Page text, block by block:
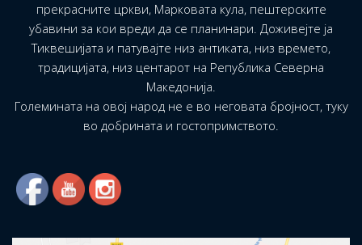
прекрасните цркви, Марковата кула, пештерските
убавини за кои вреди да се планинари. Доживејте ја
Тиквешијата и патувајте низ антиката, низ времето,
традицијата, низ центарот на Република Северна
Македонија.
Големината на овој народ не е во неговата бројност, туку
во добрината и гостопримството.